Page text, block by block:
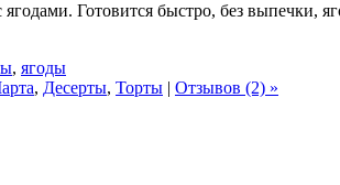
Готовится быстро, без выпечки,
, ягоды
, Десерты, Торты | Отзывов (2) »